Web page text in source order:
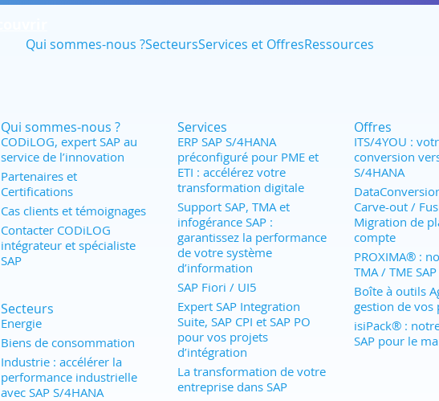
Qui sommes-nous ?SecteursServices et OffresRessources
Qui sommes-nous ?
CODiLOG, expert SAP au
service de l’innovation
Partenaires et
Certifications
Cas clients et témoignages
Contacter CODiLOG
intégrateur et spécialiste
SAP
Secteurs
Energie
Biens de consommation
Industrie : accélérer la
performance industrielle
avec SAP S/4HANA
Services
ERP SAP S/4HANA
préconfiguré pour PME et
ETI : accélérez votre
transformation digitale
Support SAP, TMA et
infogérance SAP :
garantissez la performance
de votre système
d’information
SAP Fiori / UI5
Expert SAP Integration
Suite, SAP CPI et SAP PO
pour vos projets
d’intégration
La transformation de votre
entreprise dans SAP
Offres
ITS/4YOU :
conversion
S/4HANA
Carve-out /
Migration de
compte
PROXIMA® :
TMA / TME SAP
Boîte à outils
gestion de vos
isiPack® :
SAP pour le